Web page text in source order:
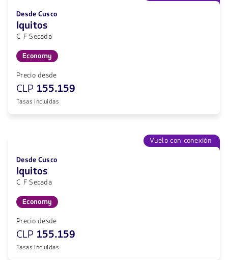
Desde Cusco
Iquitos
C F Secada
Economy
Precio desde
CLP 155.159
Tasas incluidas
Vuelo con conexión
Desde Cusco
Iquitos
C F Secada
Economy
Precio desde
CLP 155.159
Tasas incluidas